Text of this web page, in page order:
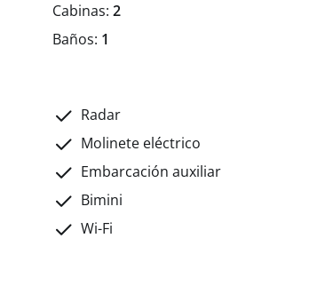
Cabinas: 2
Baños: 1
Radar
Molinete eléctrico
Embarcación auxiliar
Bimini
Wi-Fi